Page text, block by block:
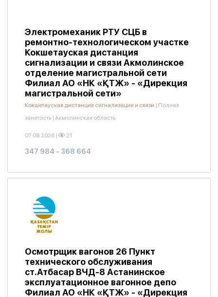
Электромеханик РТУ СЦБ в
ремонтно-технологическом участке
Кокшетауская дистанция
сигнализации и связи Акмолинское
отделение магистральной сети
Филиал АО «НК «ҚТЖ» - «Дирекция
магистральной сети»
Кокшетауская дистанция сигнализации и связи | Полная
занятость | Акмолинская область
07.08.2026 | 21
347 984 - 368 664
Осмотрщик вагонов 26 Пункт
технического обслуживания
ст.Атбасар ВЧД-8 Астанинское
эксплуатационное вагонное депо
Филиал АО «НК «ҚТЖ» - «Дирекция